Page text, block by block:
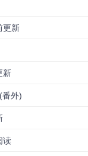
更新
新
番外)
读